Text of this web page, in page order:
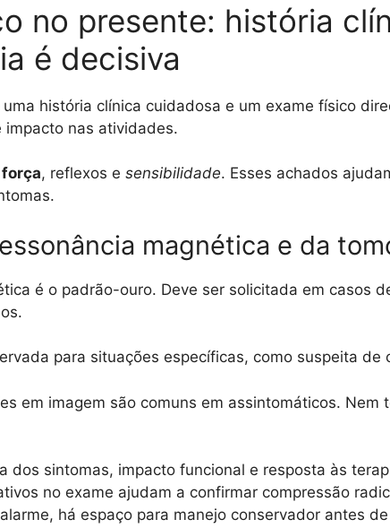
no presente: história
é decisiva
história clínica cuidadosa e um exame físico
impacto nas atividades.
força, reflexos e sensibilidade. Esses achados
magnética e da
é o padrão-ouro. Deve ser solicitada em casos
para situações específicas, como suspeita
em imagem são comuns em assintomáticos.
dos sintomas, impacto funcional e resposta às
no exame ajudam a confirmar compressão
há espaço para manejo conservador antes